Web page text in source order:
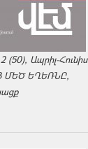
Ապրիլ-Հունիս
ՄԵԾ ԵՂԵՌՆԸ,